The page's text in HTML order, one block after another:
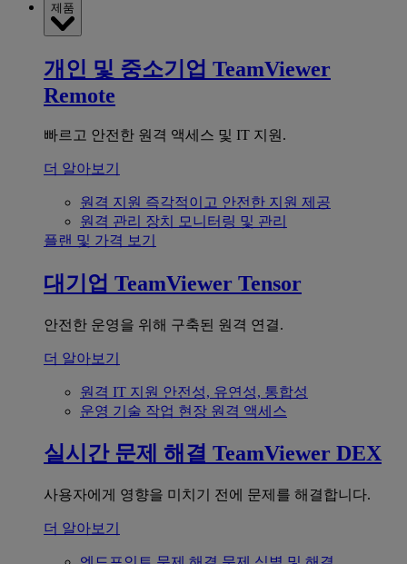
제품
개인 및 중소기업 TeamViewer
Remote
빠르고 안전한 원격 액세스 및 IT 지원.
더 알아보기
원격 지원 즉각적이고 안전한 지원 제공
원격 관리 장치 모니터링 및 관리
플랜 및 가격 보기
대기업 TeamViewer Tensor
안전한 운영을 위해 구축된 원격 연결.
더 알아보기
원격 IT 지원 안전성, 유연성, 통합성
운영 기술 작업 현장 원격 액세스
실시간 문제 해결 TeamViewer DEX
사용자에게 영향을 미치기 전에 문제를 해결합니다.
더 알아보기